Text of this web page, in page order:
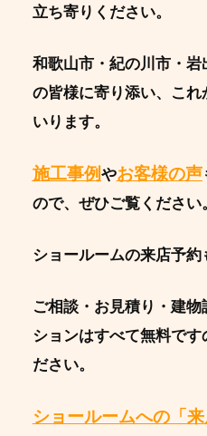
立ち寄りください。
和歌山市・紀の川市・
の皆様に寄り添い、これ
いります。
施工事例やお客様の声
ので、ぜひご覧ください
ショールームの来店予約
ご相談・お見積り・建
ションはすべて無料です
ださい。
ショールームへの「